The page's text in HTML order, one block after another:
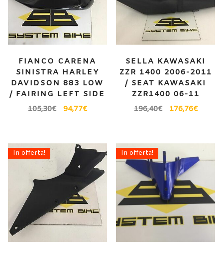
FIANCO CARENA
SINISTRA HARLEY
DAVIDSON 883 LOW
/ FAIRING LEFT SIDE
105,30€ 94,77€
SELLA KAWASAKI
ZZR 1400 2006-2011
/ SEAT KAWASAKI
ZZR1400 06-11
196,40€ 176,76€
In offerta! In offerta!